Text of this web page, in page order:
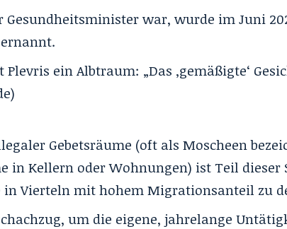
Gesundheitsminister war, wurde im Juni
ein Albtraum: „Das ‚gemäßigte‘
Gebetsräume (oft als Moscheen
in Kellern oder Wohnungen) ist Teil dieser
Vierteln mit hohem Migrationsanteil zu
um die eigene, jahrelange